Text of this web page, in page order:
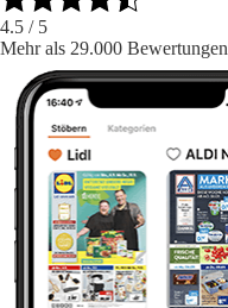
4.5 / 5
Mehr als 29.000 Bewertungen